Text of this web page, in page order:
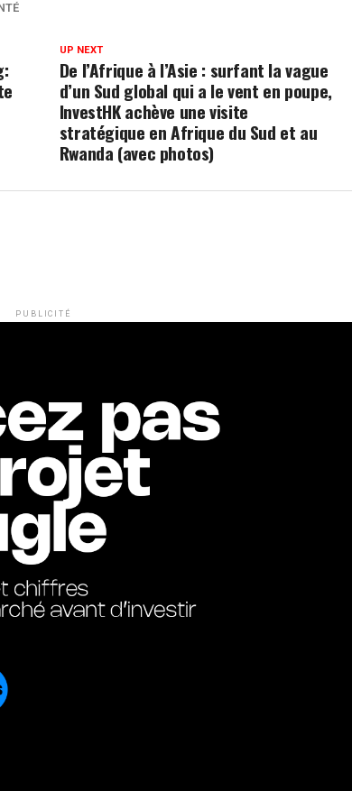
UP NEXT
De l’Afrique à l’Asie : surfant la vague
d’un Sud global qui a le vent en poupe,
InvestHK achève une visite
stratégique en Afrique du Sud et au
Rwanda (avec photos)
PUBLICITÉ